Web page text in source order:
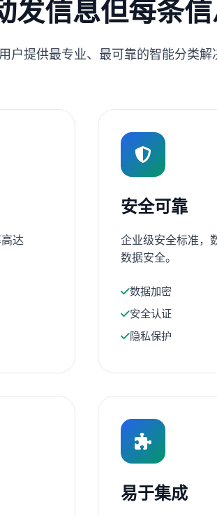
发信息但每条
户提供最专业、最可靠的智能分类解
达
安全可靠
企业级安全标准，
数据安全。
数据加密
安全认证
隐私保护
易于集成